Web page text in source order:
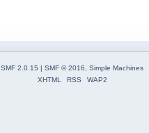
SMF 2.0.15 SMF © 2016, Simple Machines
XHTML
RSS WAP2